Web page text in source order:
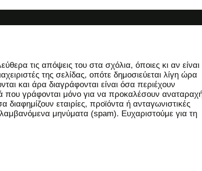
τις απόψεις του στα σχόλια, όποιες κι αν είναι
της σελίδας, οπότε δημοσιεύεται λίγη ώρα
και άρα διαγράφονται είναι όσα περιέχουν
που γράφονται μόνο για να προκαλέσουν
εταιρίες, προϊόντα ή ανταγωνιστικές
μηνύματα (spam). Ευχαριστούμε για τη